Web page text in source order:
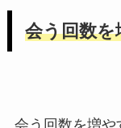
会う回数を